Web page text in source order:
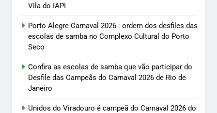
Vila do IAPI
Porto Alegre Carnaval 2026 : ordem dos desfiles das
escolas de samba no Complexo Cultural do Porto
Seco
Confira as escolas de samba que vão participar do
Desfile das Campeãs do Carnaval 2026 de Rio de
Janeiro
Unidos do Viradouro é campeã do Carnaval 2026 do